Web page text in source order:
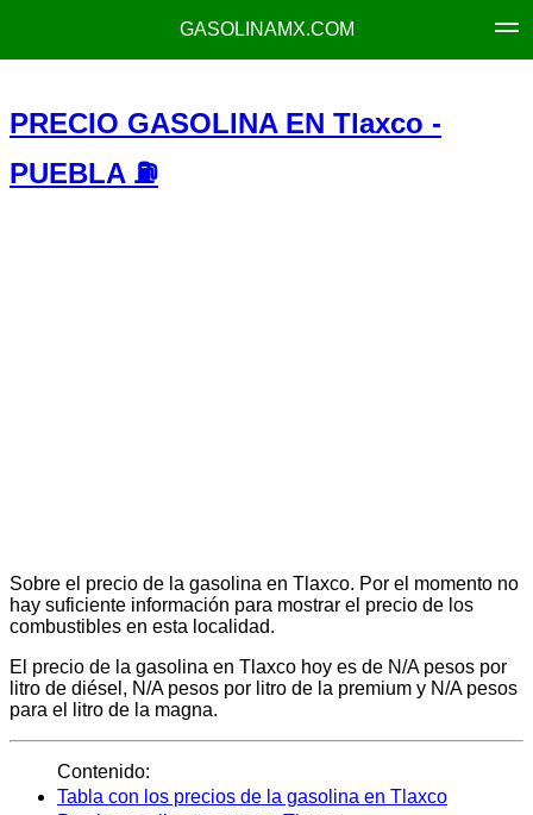
GASOLINAMX.COM
PRECIO GASOLINA EN Tlaxco -
PUEBLA ⛽
Sobre el precio de la gasolina en Tlaxco. Por el momento no
hay suficiente información para mostrar el precio de los
combustibles en esta localidad.
El precio de la gasolina en Tlaxco hoy es de N/A pesos por
litro de diésel, N/A pesos por litro de la premium y N/A pesos
para el litro de la magna.
Contenido:
Tabla con los precios de la gasolina en Tlaxco